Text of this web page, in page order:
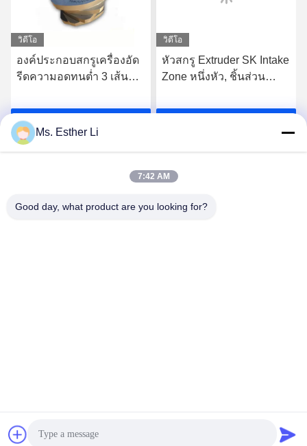
วิดีโอ
องค์ประกอบสกรูเครื่องอัด
รีดความอดทนต่ำ 3 เส้น
เครื่อง WP องค์ประกอบสก
รูเครื่องอัดรีดสกรูคู่
พลาสติก
รับราคาที่ดีที่สุด
วิดีโอ
หัวสกรู Extruder SK Intake
Zone หนึ่งหัว, ชิ้นส่วน
62.4mm OD Screw
Ms. Esther Li
7:42 AM
Good day, what product are you looking for?